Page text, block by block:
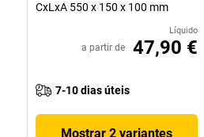
CxLxA 550 x 150 x 100 mm
Líquido
a partir de 47,90 €
7-10 dias úteis
Mostrar 2 variantes